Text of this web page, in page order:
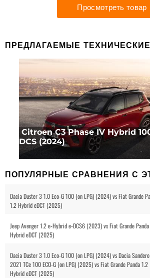
ПРЕДЛАГАЕМЫЕ
Citroen C3 Phase IV Hybrid
DCS (2024)
ПОПУЛЯРНЫЕ СРАВНЕНИЯ С
Dacia Duster 3 1.0 Eco-G 100 (on LPG) (2024) vs Fiat Grande
1.2 Hybrid eDCT (2025)
Jeep Avenger 1.2 e-Hybrid e-DCS6 (2023) vs Fiat Grande
Hybrid eDCT (2025)
Dacia Duster 3 1.0 Eco-G 100 (on LPG) (2024) vs Dacia Sandero
2021 TCe 100 ECO-G (on LPG) (2025) vs Fiat Grande Panda 1.2
Hybrid eDCT (2025)